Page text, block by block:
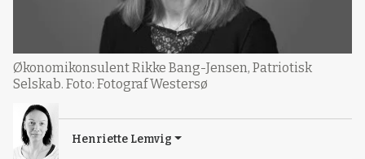
Økonomikonsulent Rikke Bang-Jensen, Patriotisk
Selskab. Foto: Fotograf Westersø
Henriette Lemvig